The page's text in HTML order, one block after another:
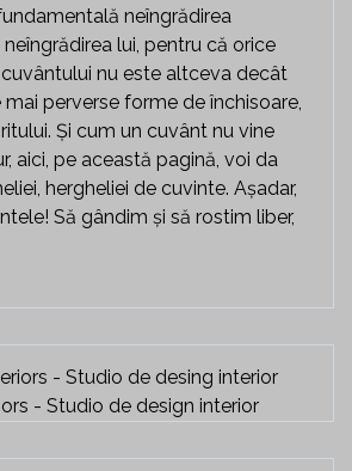
neîngrădirea
lui, pentru că orice
nu este altceva decât
perverse forme de închisoare,
Și cum un cuvânt nu vine
aici, pe această pagină, voi da
hergheliei de cuvinte. Așadar,
Să gândim și să rostim liber,
- Studio de design interior